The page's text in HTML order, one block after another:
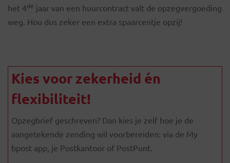
het 4de jaar van een huurcontract valt de opzegvergoeding
weg. Hou dus zeker een extra spaarcentje opzij!
Kies voor zekerheid én
flexibiliteit!
Opzegbrief geschreven? Dan kies je zelf hoe je de
aangetekende zending wil voorbereiden: via de My
bpost app, je Postkantoor of PostPunt.